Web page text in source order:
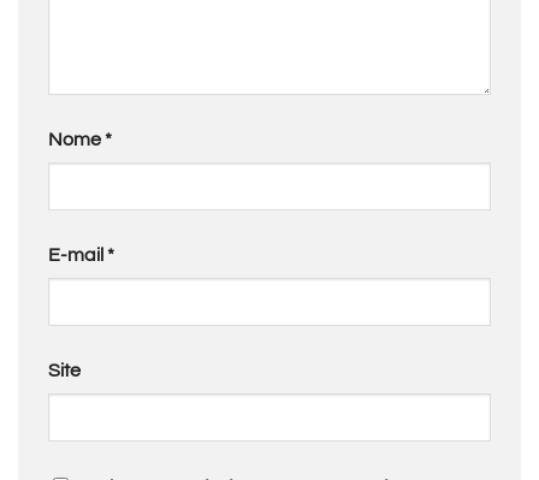
Nome*
E-mail *
Site